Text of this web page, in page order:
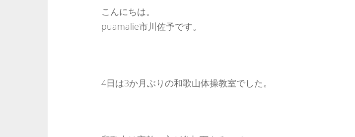
こんにちは。
puamalie市川佐予です。
4日は3か月ぶりの和歌山体操教室でした。